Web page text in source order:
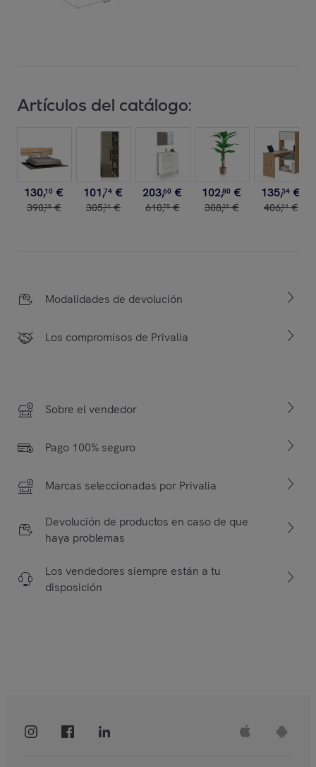
Artículos del catálogo:
130,10 €
390,28 €
101,74 €
305,24 €
203,60 €
610,78 €
102,80 €
308,38 €
135,34 €
406,04 €
Modalidades de devolución
Los compromisos de Privalia
Sobre el vendedor
Pago 100% seguro
Marcas seleccionadas por Privalia
Devolución de productos en caso de que
haya problemas
Los vendedores siempre están a tu
disposición